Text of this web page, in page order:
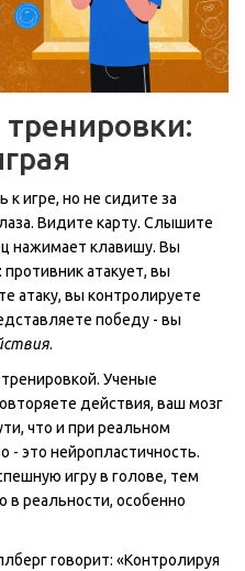
к игре, но не сидите за
Видите карту. Слышите
нажимает клавишу. Вы
атакует, вы
атаку, вы контролируете
победу - вы
.
Ученые
действия, ваш мозг
что и при реальном
- это нейропластичность.
игру в голове, тем
в реальности, особенно
говорит: «Контролируя